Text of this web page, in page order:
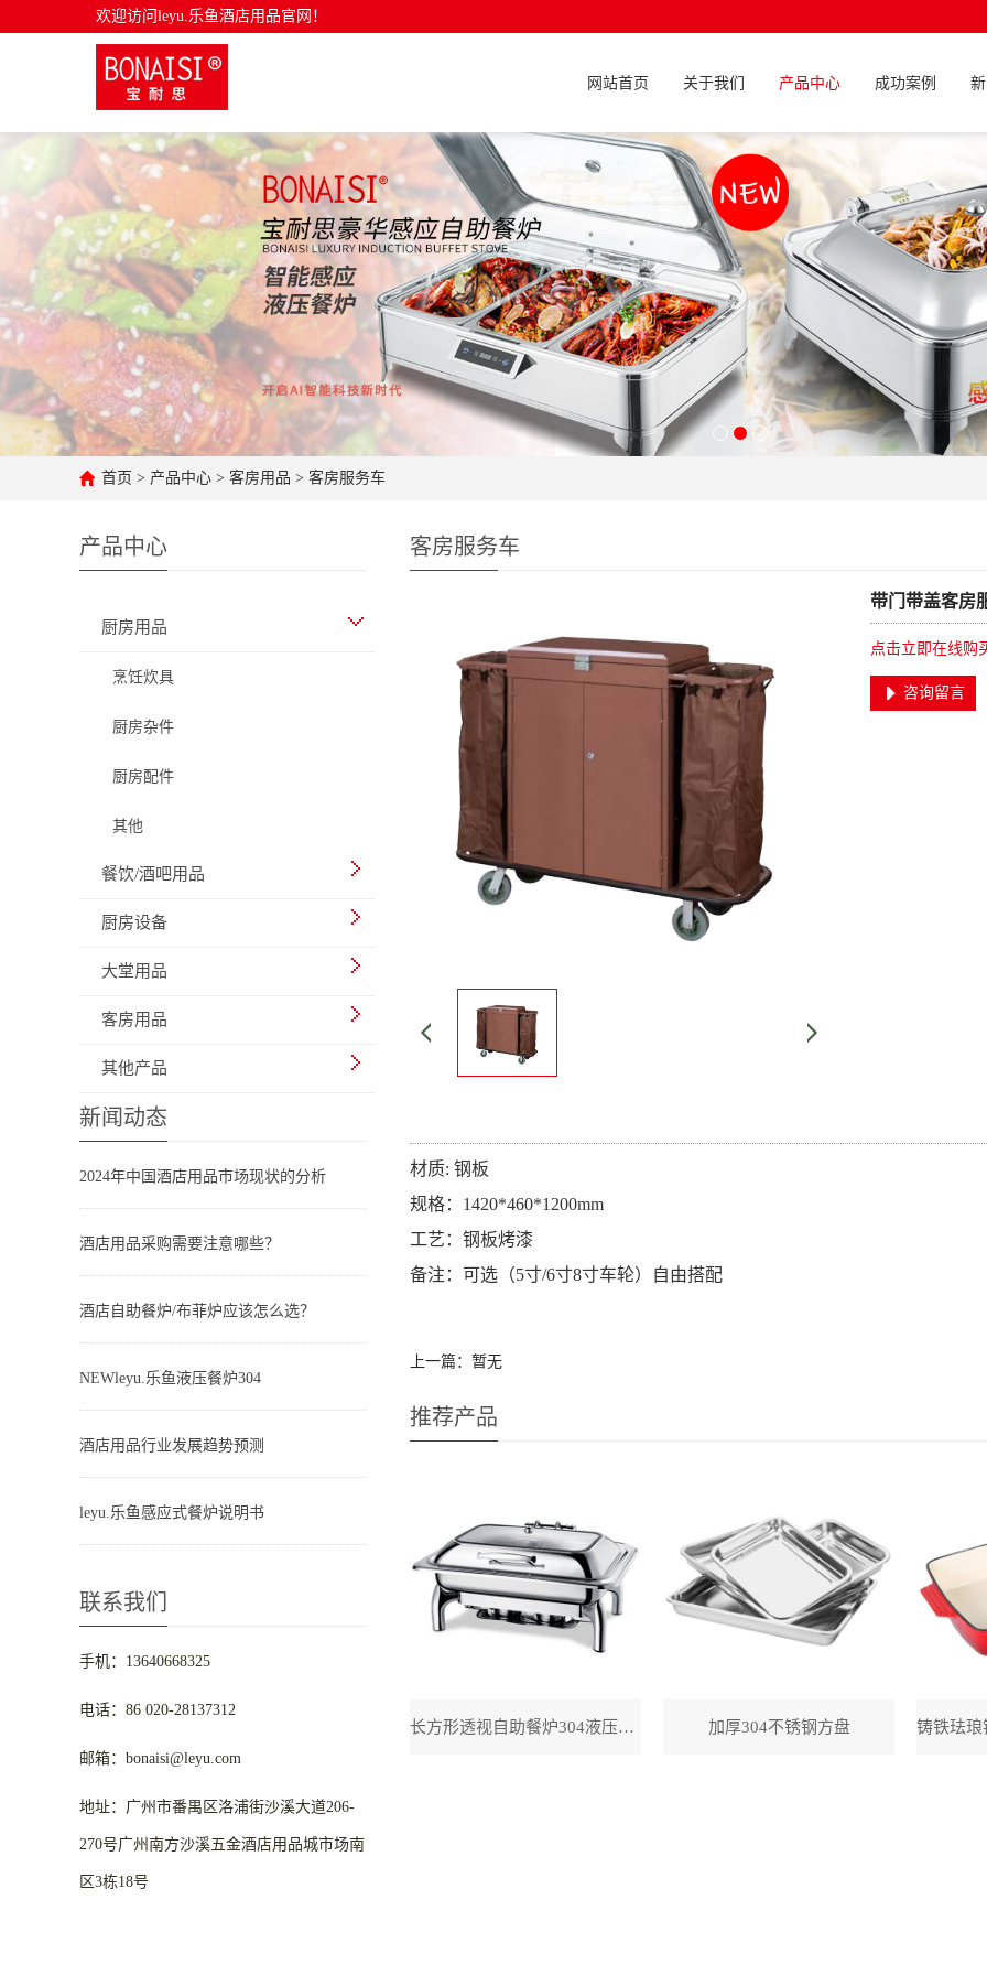
欢迎访问leyu.乐鱼酒店用品官网！
网站首页 关于我们 产品中心 成功案例
首页 > 产品中心 > 客房用品 > 客房服务车
产品中心
厨房用品
烹饪炊具
厨房杂件
厨房配件
其他
餐饮/酒吧用品
厨房设备
大堂用品
客房用品
其他产品
新闻动态
2024年中国酒店用品市场现状的分析
酒店用品采购需要注意哪些？
酒店自助餐炉/布菲炉应该怎么选？
NEWleyu.乐鱼液压餐炉304
酒店用品行业发展趋势预测
leyu.乐鱼感应式餐炉说明书
联系我们
手机：13640668325
电话：86 020-28137312
邮箱：bonaisi@leyu.com
地址：广州市番禺区洛浦街沙溪大道206-
270号广州南方沙溪五金酒店用品城市场南
区3栋18号
客房服务车
带门带盖客房
点击立即在线购
咨询留言
材质: 钢板
规格：1420*460*1200mm
工艺：钢板烤漆
备注：可选（5寸/6寸8寸车轮）自由搭配
上一篇：暂无
推荐产品
长方形透视自助餐炉304液压餐炉 加厚304不锈钢方盘 铸铁珐琅